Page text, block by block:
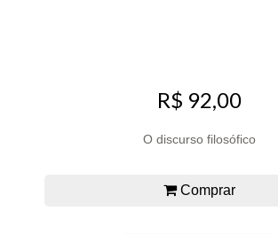
R$ 92,00
O discurso filosófico
Comprar